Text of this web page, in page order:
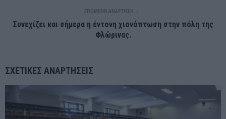
ΕΠΌΜΕΝΗ ΑΝΆΡΤΗΣΗ
Συνεχίζει και σήμερα η έντονη χιονόπτωση στην πόλη της
Φλώρινας.
ΣΧΕΤΙΚΈΣ ΑΝΑΡΤΉΣΕΙΣ